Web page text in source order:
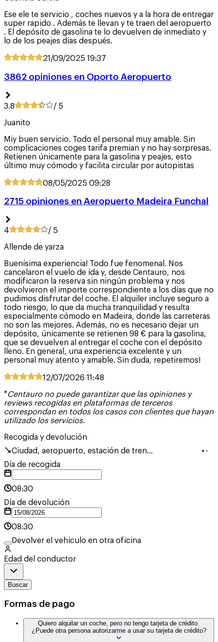
Ese ele te servicio , coches nuevos y a la hora de entregar
super rapido . Además te llevan y te traen del aeropuerto
. El depósito de gasolina te lo devuelven de inmediato y
lo de los peajes días después.
21/09/2025 19:37
3862 opiniones en Oporto Aeropuerto
3.8 / 5
Juanito
Miy buen servicio. Todo el personal muy amable. Sin
complicaciones coges tarifa premian y no hay sorpresas.
Retienen únicamente para la gasolina y peajes, esto
último muy cómodo y facilita circular por autopistas
08/05/2025 09:28
2715 opiniones en Aeropuerto Madeira Funchal
4 / 5
Allende de yarza
Buenísima experiencia! Todo fue fenomenal. Nos
cancelaron el vuelo de ida y, desde Centauro, nos
modificaron la reserva sin ningún problema y nos
devolvieron el importe correspondiente a los días que no
pudimos disfrutar del coche. El alquiler incluye seguro a
todo riesgo, lo que da mucha tranquilidad y resulta
especialmente cómodo en Madeira, donde las carreteras
no son las mejores. Además, no es necesario dejar un
depósito, únicamente se retienen 98 € para la gasolina,
que se devuelven al entregar el coche con el depósito
lleno. En general, una experiencia excelente y un
personal muy atento y amable. Sin duda, repetiremos!
12/07/2026 11:48
*Centauro no puede garantizar que las opiniones y
reviews recogidas en plataformas de terceros
correspondan en todos los casos con clientes que hayan
utilizado los servicios.
Recogida y devolución
Ciudad, aeropuerto, estación de tren...
Día de recogida
08:30
Día de devolución
08:30
Devolver el vehículo en otra oficina
Edad del conductor
Buscar
Formas de pago
Quiero alquilar un coche, pero no tengo tarjeta de crédito.
¿Puede otra persona autorizarme a usar su tarjeta de crédito?